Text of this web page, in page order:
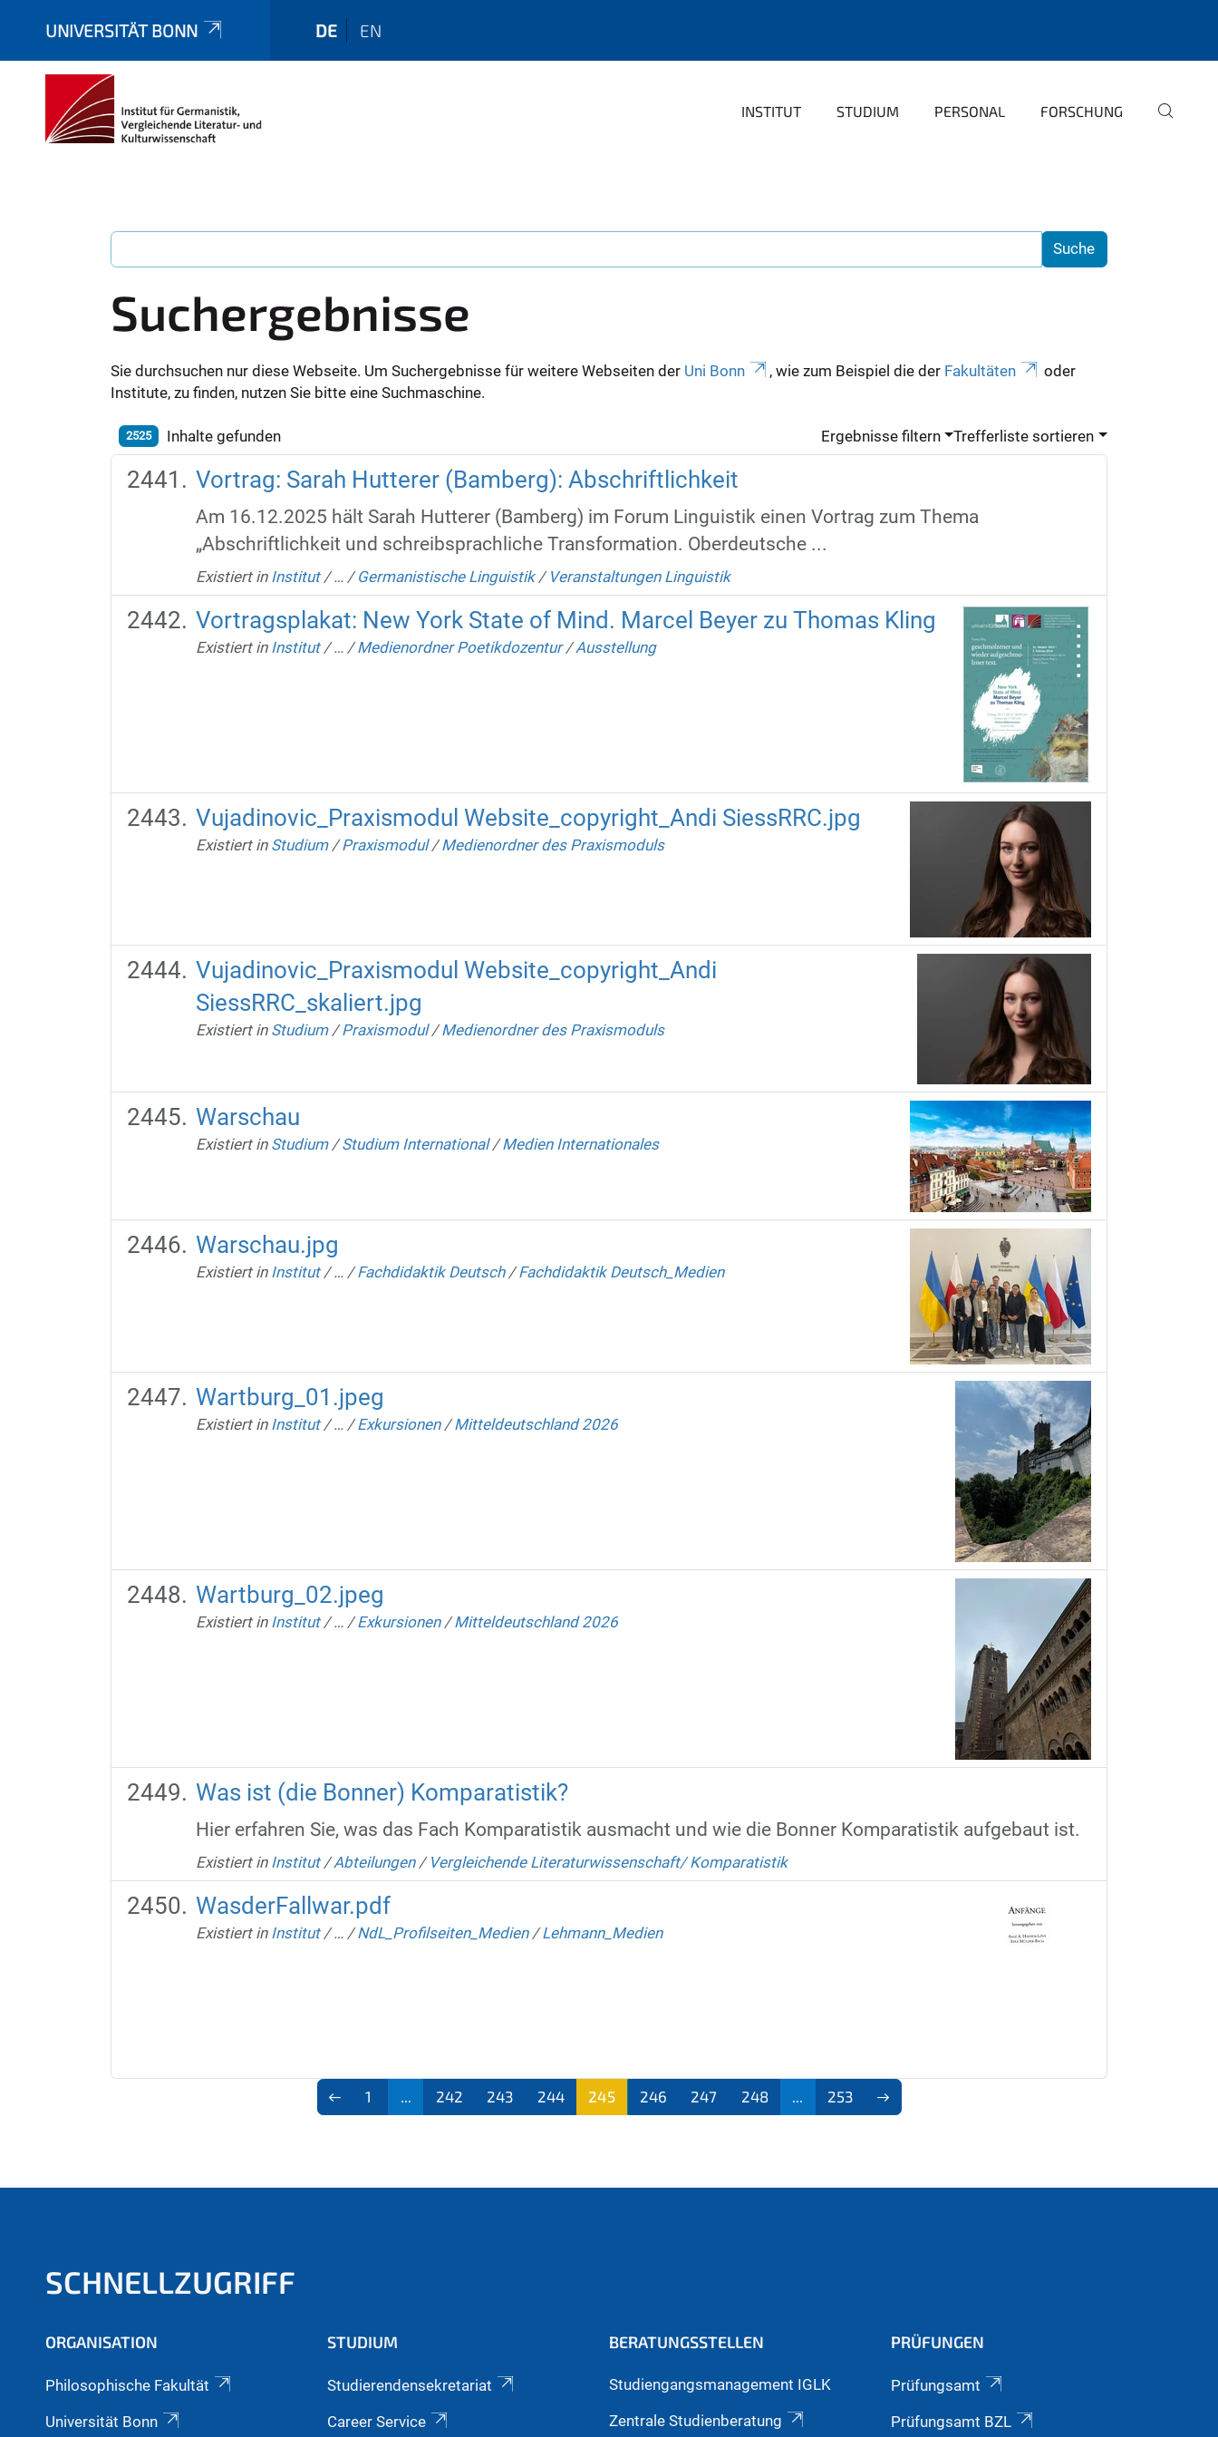
UNIVERSITÄT BONN DE EN
INSTITUT STUDIUM PERSONAL FORSCHUNG
Suchergebnisse
Sie durchsuchen nur diese Webseite. Um Suchergebnisse für weitere Webseiten der Uni Bonn , wie zum Beispiel die der Fakultäten
oder
Institute, zu finden, nutzen Sie bitte eine Suchmaschine.
2525 Inhalte gefunden Ergebnisse filtern Trefferliste sortieren
Vortrag: Sarah Hutterer (Bamberg): Abschriftlichkeit
Am 16.12.2025 hält Sarah Hutterer (Bamberg) im Forum Linguistik einen Vortrag zum Thema
„Abschriftlichkeit und schreibsprachliche Transformation. Oberdeutsche ...
Existiert in Institut /… /Germanistische Linguistik / Veranstaltungen Linguistik
Vortragsplakat: New York State of Mind. Marcel Beyer zu Thomas Kling
Existiert in Institut /… /Medienordner Poetikdozentur /Ausstellung
Vujadinovic_Praxismodul Website_copyright_Andi SiessRRC.jpg
Existiert in Studium /Praxismodul /Medienordner des Praxismoduls
Vujadinovic_Praxismodul Website_copyright_Andi
SiessRRC_skaliert.jpg
Existiert in Studium /Praxismodul /Medienordner des Praxismoduls
Warschau
Existiert in Studium /Studium International /Medien Internationales
Warschau.jpg
Existiert in Institut /… /Fachdidaktik Deutsch /Fachdidaktik Deutsch_Medien
Wartburg_01.jpeg
Existiert in Institut /… /Exkursionen /Mitteldeutschland 2026
Wartburg_02.jpeg
Existiert in Institut /… /Exkursionen /Mitteldeutschland 2026
Was ist (die Bonner) Komparatistik?
Hier erfahren Sie, was das Fach Komparatistik ausmacht und wie die Bonner Komparatistik aufgebaut ist.
Existiert in Institut /Abteilungen / Vergleichende Literaturwissenschaft/ Komparatistik
WasderFallwar.pdf
Existiert in Institut /… /NdL_Profilseiten_Medien /Lehmann_Medien
1 ... 242 243 244
245
246 247 248 ... 253
SCHNELLZUGRIFF
ORGANISATION
Philosophische Fakultät
Universität Bonn
STUDIUM
Studierendensekretariat
Career Service
BERATUNGSSTELLEN
Studiengangsmanagement IGLK
Zentrale Studienberatung
PRÜFUNGEN
Prüfungsamt
Prüfungsamt BZL